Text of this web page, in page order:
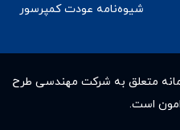
شیوه‌نامه عودت کمپرسور
متعلق به شرکت مهندسی طرح
است.